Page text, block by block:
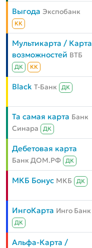
Выгода Экспобанк
КК
Мультикарта / Карта
возможностей ВТБ
ДК КК
Black Т-Банк ДК
Та самая карта Банк
Синара
ДК
Дебетовая карта
Банк ДОМ.РФ ДК
МКБ Бонус МКБ ДК
ИнгоКарта Инго Банк
ДК
Альфа-Карта /